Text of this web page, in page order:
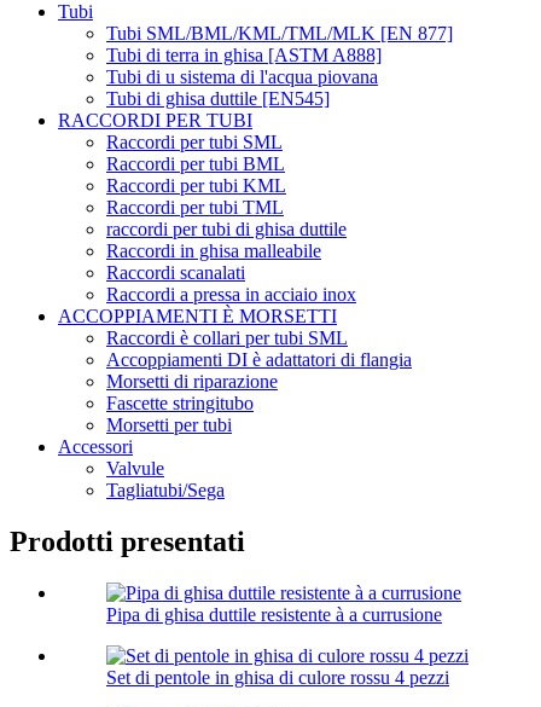
Tubi
Tubi SML/BML/KML/TML/MLK [EN 877]
Tubi di terra in ghisa [ASTM A888]
Tubi di u sistema di l'acqua piovana
Tubi di ghisa duttile [EN545]
RACCORDI PER TUBI
Raccordi per tubi SML
Raccordi per tubi BML
Raccordi per tubi KML
Raccordi per tubi TML
raccordi per tubi di ghisa duttile
Raccordi in ghisa malleabile
Raccordi scanalati
Raccordi a pressa in acciaio inox
ACCOPPIAMENTI È MORSETTI
Raccordi è collari per tubi SML
Accoppiamenti DI è adattatori di flangia
Morsetti di riparazione
Fascette stringitubo
Morsetti per tubi
Accessori
Valvule
Tagliatubi/Sega
Prodotti presentati
Pipa di ghisa duttile resistente à a currusione
Set di pentole in ghisa di culore rossu 4 pezzi